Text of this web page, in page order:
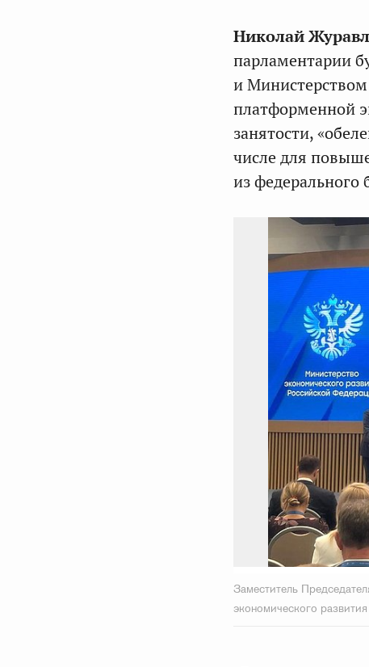
Николай
парламентарии
и
платформенной
занятости,
числе для
из федерального
Заместитель
экономического